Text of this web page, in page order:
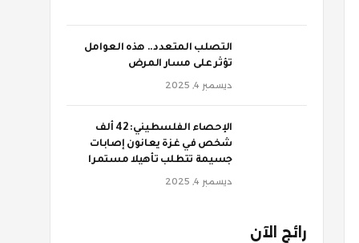
‫التصلب المتعدد.. هذه العوامل
تؤثر على مسار المرض
ديسمبر 4, 2025
الإحصاء الفلسطيني: 42 ألف
شخص في غزة يعانون إصابات
جسيمة تتطلب تأهيلا مستمرا
ديسمبر 4, 2025
رائج الآن